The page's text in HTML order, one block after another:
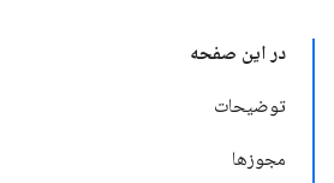
در این صفحه
توضیحات
مجوزها